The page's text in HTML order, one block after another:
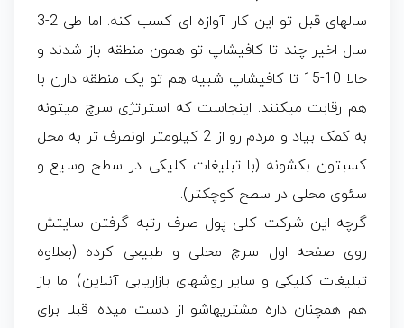
سالهای قبل تو این کار آوازه ای کسب کنه. اما طی 2-3
سال اخیر چند تا کافی­شاپ تو همون منطقه باز شدند و
حالا 10-15 تا کافی­شاپ شبیه هم تو یک منطقه دارن با
هم رقابت میکنند. اینجاست که استراتژی سرچ میتونه
به کمک بیاد و مردم رو از 2 کیلومتر اونطرف تر به محل
کسب­تون بکشونه (با تبلیغات کلیکی در سطح وسیع و
سئوی محلی در سطح کوچکتر).
گرچه این شرکت کلی پول صرف رتبه گرفتن سایتش
روی صفحه اول سرچ محلی و طبیعی کرده (بعلاوه
تبلیغات کلیکی و سایر روشهای بازاریابی آنلاین) اما باز
هم همچنان داره مشتریهاشو از دست میده. قبلا برای